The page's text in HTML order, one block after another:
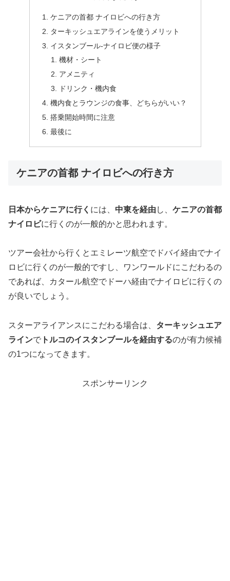
ケニアの首都 ナイロビへの行き方
ターキッシュエアラインを使うメリット
イスタンブール-ナイロビ便の様子
機材・シート
アメニティ
ドリンク・機内食
機内食とラウンジの食事、どちらがいい？
搭乗開始時間に注意
最後に
ケニアの首都 ナイロビへの行き方
日本からケニアに行く には、 中東を経由 し、 ケニアの首都
ナイロビに行くのが一般的かと思われます。
ツアー会社から行くとエミレーツ航空でドバイ経由でナイ
ロビに行くのが一般的ですし、ワンワールドにこだわるの
であれば、カタール航空でドーハ経由でナイロビに行くの
が良いでしょう。
スターアライアンスにこだわる場合は、 ターキッシュエア
ラインで トルコのイスタンブールを経由するのが有力候補
の1つになってきます。
スポンサーリンク